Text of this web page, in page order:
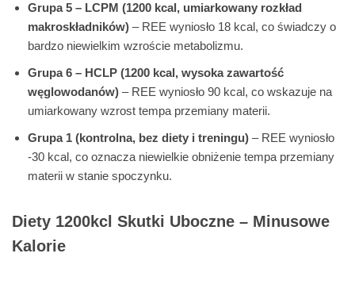
Grupa 5 – LCPM (1200 kcal, umiarkowany rozkład
makroskładników) – REE wyniosło 18 kcal, co świadczy o
bardzo niewielkim wzroście metabolizmu.
Grupa 6 – HCLP (1200 kcal, wysoka zawartość
węglowodanów) – REE wyniosło 90 kcal, co wskazuje na
umiarkowany wzrost tempa przemiany materii.
Grupa 1 (kontrolna, bez diety i treningu) – REE wyniosło
-30 kcal, co oznacza niewielkie obniżenie tempa przemiany
materii w stanie spoczynku.
Diety 1200kcl Skutki Uboczne – Minusowe
Kalorie